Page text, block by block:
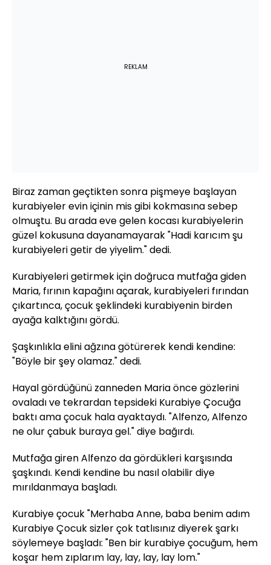
REKLAM
Biraz zaman geçtikten sonra pişmeye başlayan
kurabiyeler evin içinin mis gibi kokmasına sebep
olmuştu. Bu arada eve gelen kocası kurabiyelerin
güzel kokusuna dayanamayarak "Hadi karıcım şu
kurabiyeleri getir de yiyelim." dedi.
Kurabiyeleri getirmek için doğruca mutfağa giden
Maria, fırının kapağını açarak, kurabiyeleri fırından
çıkartınca, çocuk şeklindeki kurabiyenin birden
ayağa kalktığını gördü.
Şaşkınlıkla elini ağzına götürerek kendi kendine:
"Böyle bir şey olamaz." dedi.
Hayal gördüğünü zanneden Maria önce gözlerini
ovaladı ve tekrardan tepsideki Kurabiye Çocuğa
baktı ama çocuk hala ayaktaydı. "Alfenzo, Alfenzo
ne olur çabuk buraya gel." diye bağırdı.
Mutfağa giren Alfenzo da gördükleri karşısında
şaşkındı. Kendi kendine bu nasıl olabilir diye
mırıldanmaya başladı.
Kurabiye çocuk "Merhaba Anne, baba benim adım
Kurabiye Çocuk sizler çok tatlısınız diyerek şarkı
söylemeye başladı: "Ben bir kurabiye çocuğum, hem
koşar hem zıplarım lay, lay, lay, lay lom."